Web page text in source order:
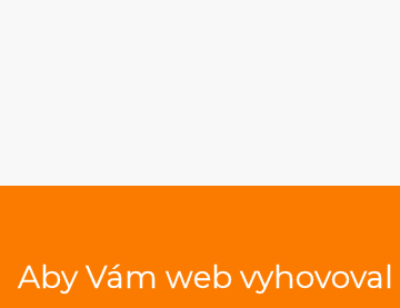
Aby Vám web vyhovoval